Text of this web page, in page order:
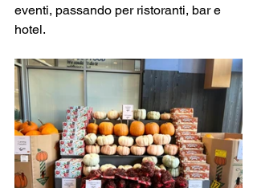
eventi, passando per ristoranti, bar e
hotel.